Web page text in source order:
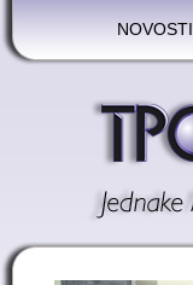
NOVOSTI